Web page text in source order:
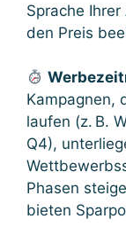
Sprache
den Preis
Kampagnen,
laufen (z. B.
Q4),
Phasen
bieten